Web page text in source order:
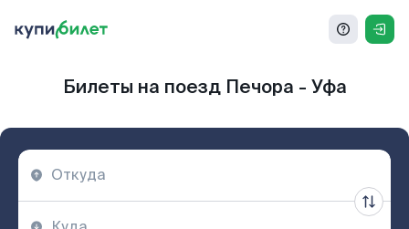
Билеты на поезд Печора - Уфа